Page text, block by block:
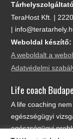
TeraHost Kft. |
|
Weboldal készítő:
A weboldalt a
Adatvédelmi
Life coach
A life coaching
egészségügyi
egészségügyi